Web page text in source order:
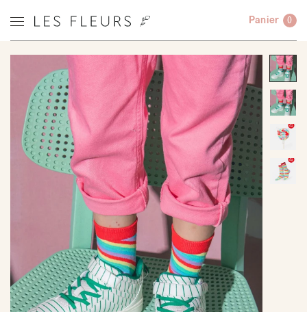
Panier 0